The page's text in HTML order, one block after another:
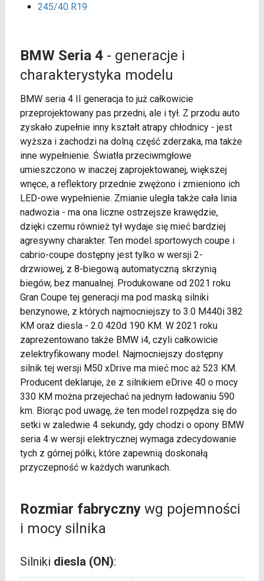
245/40 R19
BMW Seria 4- generacje i
charakterystyka modelu
BMW seria 4 II generacja to już całkowicie
przeprojektowany pas przedni, ale i tył. Z przodu auto
zyskało zupełnie inny kształt atrapy chłodnicy - jest
wyższa i zachodzi na dolną część zderzaka, ma także
inne wypełnienie. Światła przeciwmgłowe
umieszczono w inaczej zaprojektowanej, większej
wnęce, a reflektory przednie zwężono i zmieniono ich
LED-owe wypełnienie. Zmianie uległa także cała linia
nadwozia - ma ona liczne ostrzejsze krawędzie,
dzięki czemu również tył wydaje się mieć bardziej
agresywny charakter. Ten model sportowych coupe i
cabrio-coupe dostępny jest tylko w wersji 2-
drzwiowej, z 8-biegową automatyczną skrzynią
biegów, bez manualnej. Produkowane od 2021 roku
Gran Coupe tej generacji ma pod maską silniki
benzynowe, z których najmocniejszy to 3.0 M440i 382
KM oraz diesla - 2.0 420d 190 KM. W 2021 roku
zaprezentowano także BMW i4, czyli całkowicie
zelektryfikowany model. Najmocniejszy dostępny
silnik tej wersji M50 xDrive ma mieć moc aż 523 KM.
Producent deklaruje, że z silnikiem eDrive 40 o mocy
330 KM można przejechać na jednym ładowaniu 590
km. Biorąc pod uwagę, że ten model rozpędza się do
setki w zaledwie 4 sekundy, gdy chodzi o opony BMW
seria 4 w wersji elektrycznej wymaga zdecydowanie
tych z górnej półki, które zapewnią doskonałą
przyczepność w każdych warunkach.
Rozmiar fabrycznywg pojemności
i mocy silnika
Silniki diesla (ON):